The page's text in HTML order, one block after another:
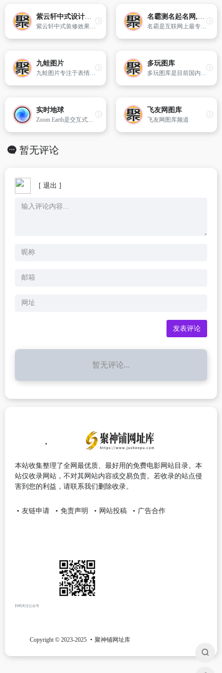
紫云轩中式设计图库
紫云轩中式装修效果图频道提供2014年新设计的中式风格装修效果图及图片供您欣赏,包括客厅中式装修效果图,简约风格中式效果图等。欢迎来电咨询：400-600-7050
名霸测名起名网,姓名测试打分,宝宝起名取名字大全,公司起名,免费起名测名,起名字_男孩_女孩
名霸是互联网上最专业、方便、好用的免费起名测名网站。提供最全面、好用的免费起名测名功能。包括:个人测名,个人起名,公司测名,公司起名等功能。
九蛙图片
九蛙图片专注于表情在线制作,快速生成自定义表情;同时还收集了海量的QQ,微信,微博,暴走漫画等恶搞搞笑系列斗图表情包。
多玩图库
多玩图库是目前国内高人气游戏图片网站,为玩家提供各类游戏好看的图片、非主流图片,搞笑图片等,看图片上多玩图库!
实时地球
Zoom Earth是交互式世界天气网站。可查看您所在位置的实时卫星图像、降雨雷达、风和温度预报地图，还能追踪飓风、气旋、风暴。实时图像每10分钟更新一次。
飞友网图库
飞友网图库频道
暂无评论
[ 退出 ]
暂无评论...
本站收集整理了全网最优质、最好用的免费电影网站目录。本
站仅收录网站，不对其网站内容或交易负责。若收录的站点侵
害到您的利益，请联系我们删除收录。
友链申请 免责声明 网站投稿 广告合作
扫码关注公众号
Copyright © 2023-2025 聚神铺网址库